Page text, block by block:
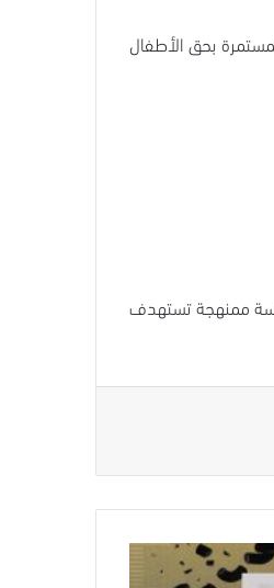
بحق الأطفال
ممنهجة تستهدف